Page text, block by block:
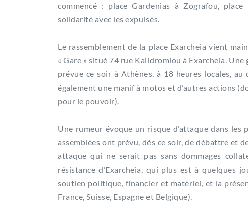
commencé : place Gardenias à Zografou,
solidarité avec les expulsés.
Le rassemblement de la place Exarcheia vient
« Gare » situé 74 rue Kalidromiou à Exarcheia.
prévue ce soir à Athènes, à 18 heures locales,
également une manif à motos et d’autres actions
pour le pouvoir).
Une rumeur évoque un risque d’attaque dans les
assemblées ont prévu, dès ce soir, de débattre et
attaque qui ne serait pas sans dommages
résistance d’Exarcheia, qui plus est à quelques
soutien politique, financier et matériel, et la
France, Suisse, Espagne et Belgique).